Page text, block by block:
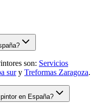
son: Servicios
sury Treformas Zaragoza.
en España?